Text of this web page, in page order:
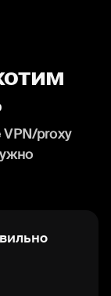
proxy